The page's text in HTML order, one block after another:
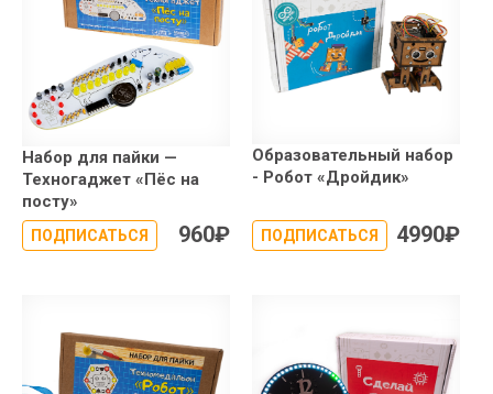
Набор для пайки —
Техногаджет «Пёс на
посту»
ПОДПИСАТЬСЯ 960₽
Образовательный набор
- Робот «Дройдик»
ПОДПИСАТЬСЯ 4990₽